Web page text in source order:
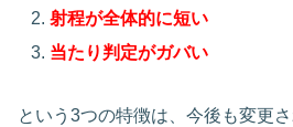
射程が全体的に短い
当たり判定がガバい
という3つの特徴は、今後も変更